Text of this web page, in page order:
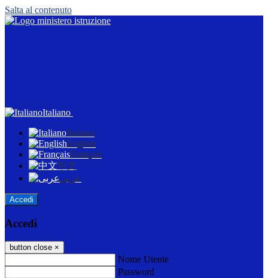
Salta al contenuto
Italiano
Italiano
English
Français
中文
عربى
Accedi
Accedi
button close ×
Nome Utente
Password